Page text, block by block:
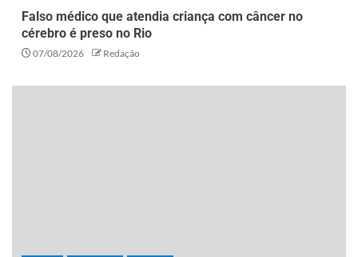
Falso médico que atendia criança com câncer no
cérebro é preso no Rio
07/08/2026 Redação